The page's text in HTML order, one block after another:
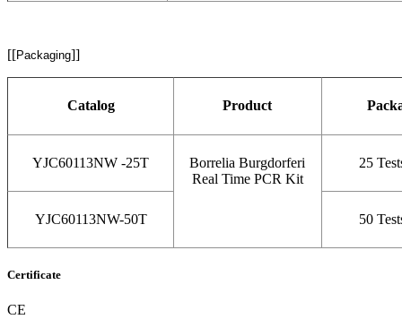
[[Packaging]]
Catalog Product
YJC60113NW -25T
Borrelia Burgdorferi
Real Time PCR Kit
25
YJC60113NW-50T 50
Certificate
CE